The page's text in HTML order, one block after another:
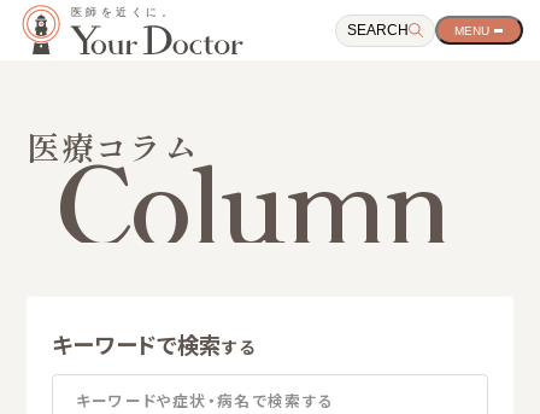
SEARCH
サ
Column
医療コラム
キーワードで検索する
キーワードや症状・病名で検索する